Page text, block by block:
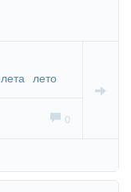
лета лето
0